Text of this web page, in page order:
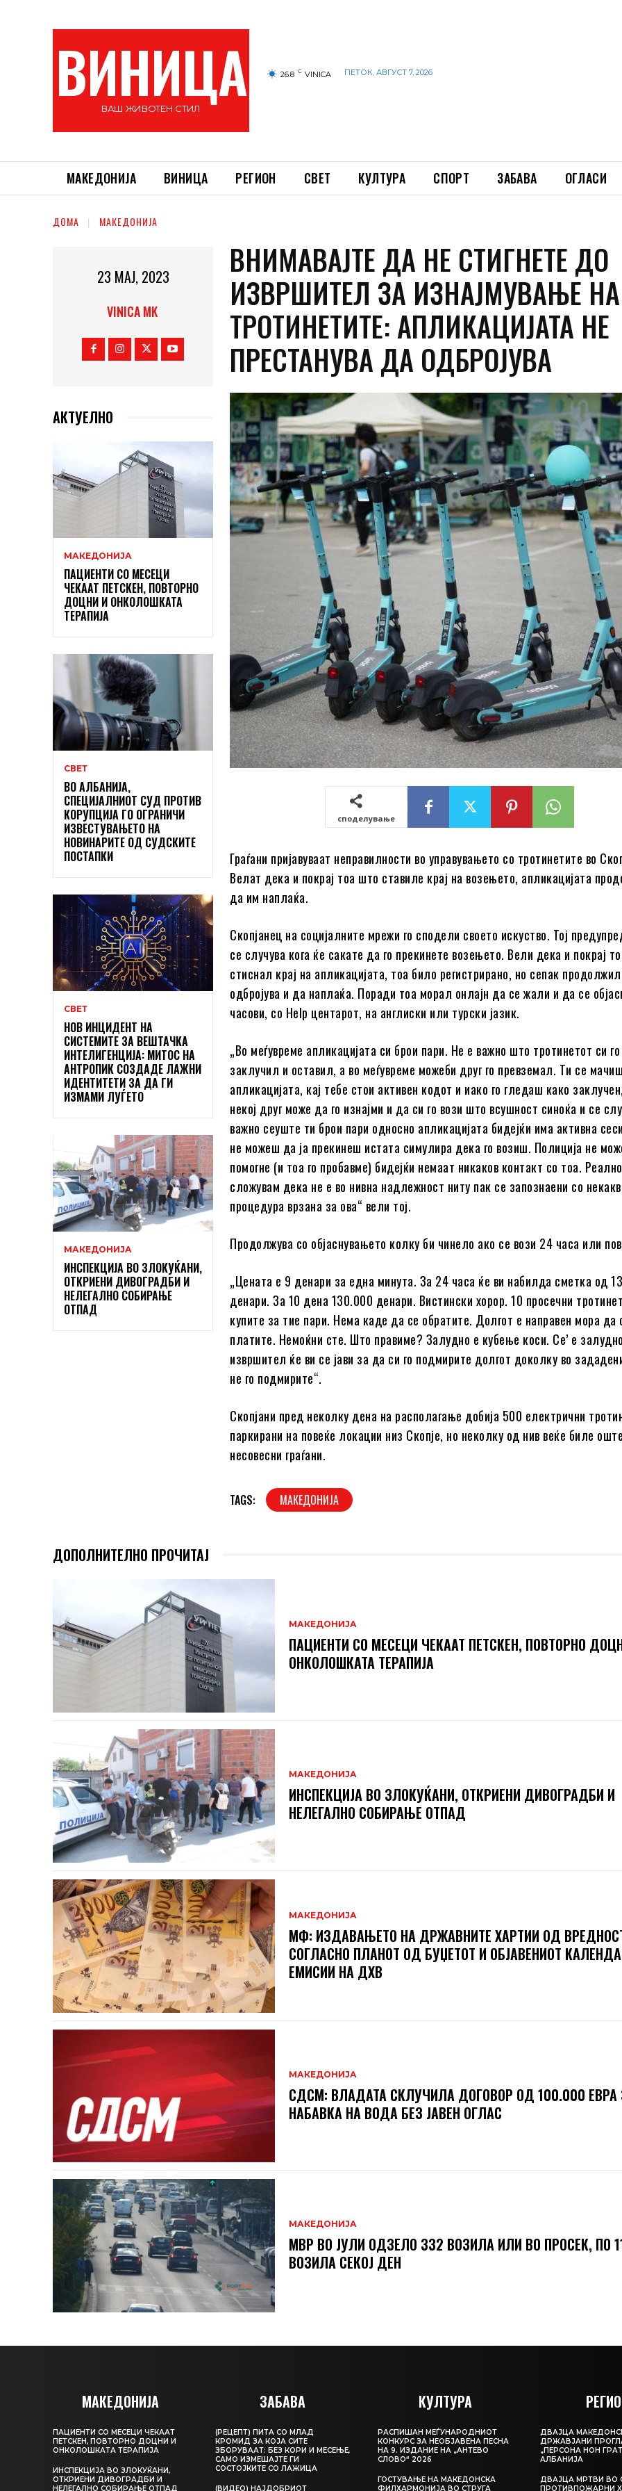
ВИНИЦА
ВАШ ЖИВОТЕН СТИЛ
26.8 C VINICA ПЕТОК, АВГУСТ 7, 2026
МАКЕДОНИЈА ВИНИЦА РЕГИОН СВЕТ КУЛТУРА СПОРТ ЗАБАВА ОГЛАСИ
ДОМА МАКЕДОНИЈА
23 МАЈ, 2023
VINICA MK
АКТУЕЛНО
МАКЕДОНИЈА
ПАЦИЕНТИ СО МЕСЕЦИ
ЧЕКААТ ПЕТСКЕН, ПОВТОРНО
ДОЦНИ И ОНКОЛОШКАТА
ТЕРАПИЈА
СВЕТ
ВО АЛБАНИЈА,
СПЕЦИЈАЛНИОТ СУД ПРОТИВ
КОРУПЦИЈА ГО ОГРАНИЧИ
ИЗВЕСТУВАЊЕТО НА
НОВИНАРИТЕ ОД СУДСКИТЕ
ПОСТАПКИ
СВЕТ
НОВ ИНЦИДЕНТ НА
СИСТЕМИТЕ ЗА ВЕШТАЧКА
ИНТЕЛИГЕНЦИЈА: МИТОС НА
АНТРОПИК СОЗДАДЕ ЛАЖНИ
ИДЕНТИТЕТИ ЗА ДА ГИ
ИЗМАМИ ЛУЃЕТО
МАКЕДОНИЈА
ИНСПЕКЦИЈА ВО ЗЛОКУЌАНИ,
ОТКРИЕНИ ДИВОГРАДБИ И
НЕЛЕГАЛНО СОБИРАЊЕ
ОТПАД
ВНИМАВАЈТЕ ДА НЕ СТИГНЕТЕ ДО
ИЗВРШИТЕЛ ЗА ИЗНАЈМУВАЊЕ НА
ТРОТИНЕТИТЕ: АПЛИКАЦИЈАТА НЕ
ПРЕСТАНУВА ДА ОДБРОЈУВА
споделување
Граѓани пријавуваат неправилности во управувањето со тротинетите во
Велат дека и покрај тоа што ставиле крај на возењето, апликацијата
да им наплаќа.
Скопјанец на социјалните мрежи го сподели своето искуство. Тој
се случува кога ќе сакате да го прекинете возењето. Вели дека и покрај
стиснал крај на апликацијата, тоа било регистрирано, но сепак
одбројува и да наплаќа. Поради тоа морал онлајн да се жали и да се
часови, со Help центарот, на англиски или турски јазик.
„Во меѓувреме апликацијата си брои пари. Не е важно што тротинетот си го
заклучил и оставил, а во меѓувреме можеби друг го превземал. Ти се
апликацијата, кај тебе стои активен кодот и иако го гледаш како
некој друг може да го изнајми и да си го вози што всушност синоќа и се
важно сеуште ти брои пари односно апликацијата бидејќи има активна
не можеш да ја прекинеш истата симулира дека го возиш. Полиција не
помогне (и тоа го пробавме) бидејќи немаат никаков контакт со тоа.
сложувам дека не е во нивна надлежност ниту пак се запознаени со
процедура врзана за ова“ вели тој.
Продолжува со објаснувањето колку би чинело ако се вози 24 часа или
„Цената е 9 денари за една минута. За 24 часа ќе ви набилда сметка од
денари. За 10 дена 130.000 денари. Вистински хорор. 10 просечни
купите за тие пари. Нема каде да се обратите. Долгот е направен мора да
платите. Немоќни сте. Што правиме? Залудно е кубење коси. Се’ е
извршител ќе ви се јави за да си го подмирите долгот доколку во
не го подмирите“.
Скопјани пред неколку дена на располагање добија 500 електрични
паркирани на повеќе локации низ Скопје, но неколку од нив веќе биле
несовесни граѓани.
TAGS: МАКЕДОНИЈА
ДОПОЛНИТЕЛНО ПРОЧИТАЈ
МАКЕДОНИЈА
ПАЦИЕНТИ СО МЕСЕЦИ ЧЕКААТ ПЕТСКЕН, ПОВТОРНО
ОНКОЛОШКАТА ТЕРАПИЈА
МАКЕДОНИЈА
ИНСПЕКЦИЈА ВО ЗЛОКУЌАНИ, ОТКРИЕНИ ДИВОГРАДБИ И
НЕЛЕГАЛНО СОБИРАЊЕ ОТПАД
МАКЕДОНИЈА
МФ: ИЗДАВАЊЕТО НА ДРЖАВНИТЕ ХАРТИИ ОД
СОГЛАСНО ПЛАНОТ ОД БУЏЕТОТ И ОБЈАВЕНИОТ
ЕМИСИИ НА ДХВ
МАКЕДОНИЈА
СДСМ: ВЛАДАТА СКЛУЧИЛА ДОГОВОР ОД 100.000 ЕВРА
НАБАВКА НА ВОДА БЕЗ ЈАВЕН ОГЛАС
МАКЕДОНИЈА
МВР ВО ЈУЛИ ОДЗЕЛО 332 ВОЗИЛА ИЛИ ВО ПРОСЕК, ПО
ВОЗИЛА СЕКОЈ ДЕН
МАКЕДОНИЈА
ПАЦИЕНТИ СО МЕСЕЦИ ЧЕКААТ
ПЕТСКЕН, ПОВТОРНО ДОЦНИ И
ОНКОЛОШКАТА ТЕРАПИЈА
ИНСПЕКЦИЈА ВО ЗЛОКУЌАНИ,
ОТКРИЕНИ ДИВОГРАДБИ И
НЕЛЕГАЛНО СОБИРАЊЕ ОТПАД
ЗАБАВА
(РЕЦЕПТ) ПИТА СО МЛАД
КРОМИД ЗА КОЈА СИТЕ
ЗБОРУВААТ: БЕЗ КОРИ И МЕСЕЊЕ,
САМО ИЗМЕШАЈТЕ ГИ
СОСТОЈКИТЕ СО ЛАЖИЦА
(ВИДЕО) НАЈДОБРИОТ
КУЛТУРА
РАСПИШАН МЕЃУНАРОДНИОТ
КОНКУРС ЗА НЕОБЈАВЕНА ПЕСНА
НА 9. ИЗДАНИЕ НА „АНТЕВО
СЛОВО“ 2026
ГОСТУВАЊЕ НА МАКЕДОНСКА
ФИЛХАРМОНИЈА ВО СТРУГА
ДВАЈЦА
ДРЖАВЈАНИ
„ПЕРСОНА НОН
АЛБАНИЈА
ДВАЈЦА МРТВИ ВО
ПРОТИВПОЖАРНИ